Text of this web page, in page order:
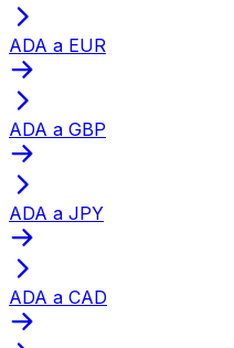
ADA a EUR
ADA a GBP
ADA a JPY
ADA a CAD